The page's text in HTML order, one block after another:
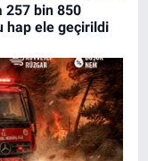
257 bin 850
hap ele geçirildi